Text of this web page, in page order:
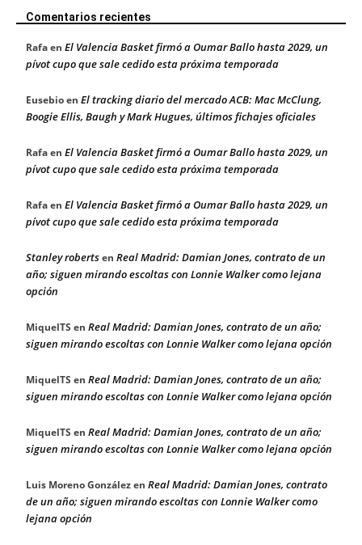
Comentarios recientes
Rafaen El Valencia Basket firmó a Oumar Ballo hasta 2029, un
pívot cupo que sale cedido esta próxima temporada
Eusebioen El tracking diario del mercado ACB: Mac McClung,
Boogie Ellis, Baugh y Mark Hugues, últimos fichajes oficiales
Rafaen El Valencia Basket firmó a Oumar Ballo hasta 2029, un
pívot cupo que sale cedido esta próxima temporada
Rafaen El Valencia Basket firmó a Oumar Ballo hasta 2029, un
pívot cupo que sale cedido esta próxima temporada
Stanley robertsen Real Madrid: Damian Jones, contrato de un
año; siguen mirando escoltas con Lonnie Walker como lejana
opción
MiquelTS en Real Madrid: Damian Jones, contrato de un año;
siguen mirando escoltas con Lonnie Walker como lejana opción
MiquelTS en Real Madrid: Damian Jones, contrato de un año;
siguen mirando escoltas con Lonnie Walker como lejana opción
MiquelTS en Real Madrid: Damian Jones, contrato de un año;
siguen mirando escoltas con Lonnie Walker como lejana opción
Luis Moreno Gonzálezen Real Madrid: Damian Jones, contrato
de un año; siguen mirando escoltas con Lonnie Walker como
lejana opción